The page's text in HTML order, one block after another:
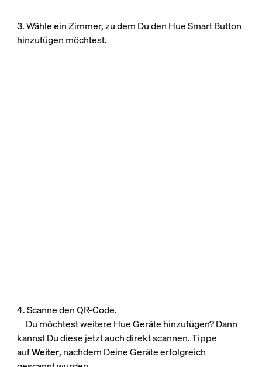
3. Wähle ein Zimmer, zu dem Du den Hue Smart Button
hinzufügen möchtest.
4. Scanne den QR-Code.
Du möchtest weitere Hue Geräte hinzufügen? Dann
kannst Du diese jetzt auch direkt scannen. Tippe
aufWeiter, nachdem Deine Geräte erfolgreich